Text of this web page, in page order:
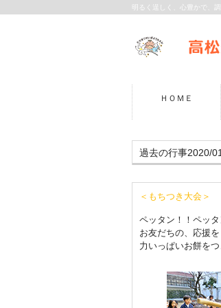
明るく逞しく、心豊かで、
ＨＯＭＥ
過去の行事2020/01
＜もちつき大会＞
ペッタン！！ペッタ
お友だちの、応援
力いっぱいお餅をつ